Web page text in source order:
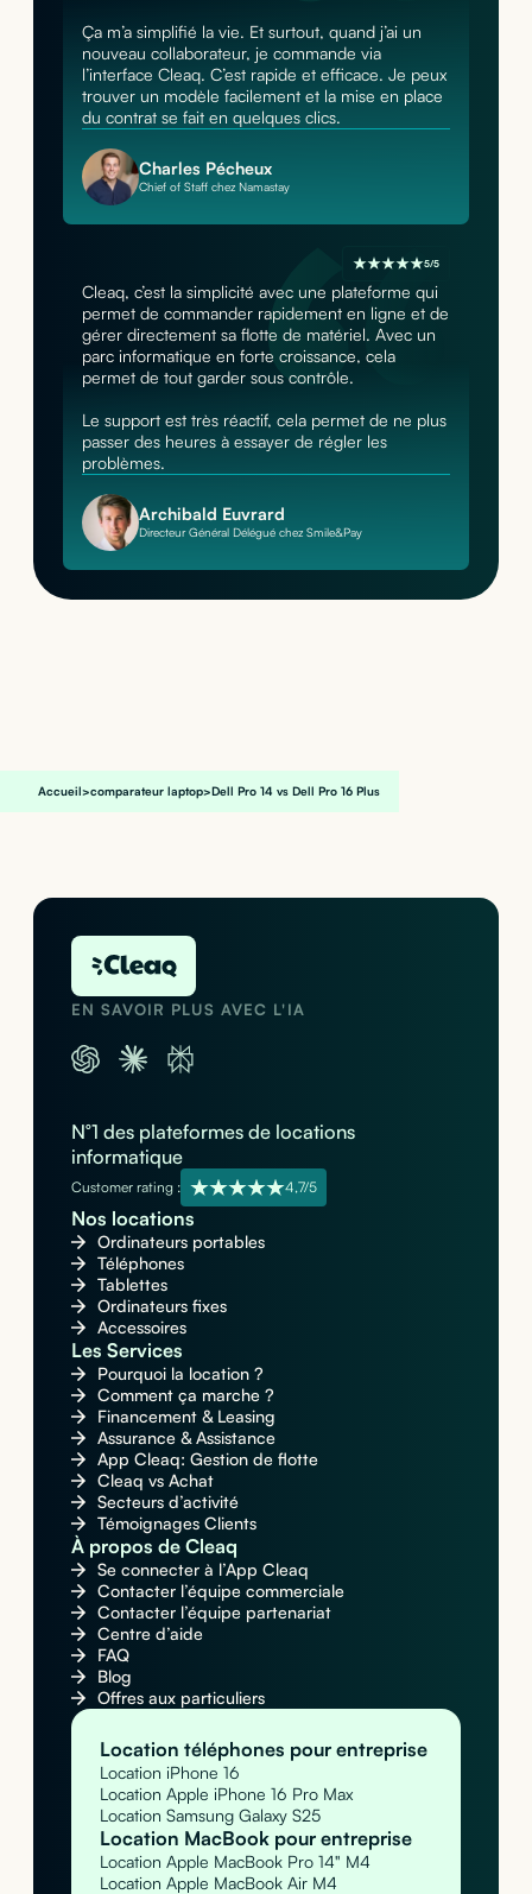
Ça m’a simplifié la vie. Et surtout, quand j’ai un
nouveau collaborateur, je commande via
l’interface Cleaq. C’est rapide et efficace. Je peux
trouver un modèle facilement et la mise en place
du contrat se fait en quelques clics.
Charles Pécheux
Chief of Staff chez Namastay
5/5
Cleaq, c’est la simplicité avec une plateforme qui
permet de commander rapidement en ligne et de
gérer directement sa flotte de matériel. Avec un
parc informatique en forte croissance, cela
permet de tout garder sous contrôle.
Le support est très réactif, cela permet de ne plus
passer des heures à essayer de régler les
problèmes.
Archibald Euvrard
Directeur Général Délégué chez Smile&Pay
Accueil>comparateur laptop>Dell Pro 14 vs Dell Pro 16 Plus
EN SAVOIR PLUS AVEC L'IA
N°1 des plateformes de locations
informatique
Customer rating : 4,7/5
Nos locations
Ordinateurs portables
Téléphones
Tablettes
Ordinateurs fixes
Accessoires
Les Services
Pourquoi la location ?
Comment ça marche ?
Financement & Leasing
Assurance & Assistance
App Cleaq: Gestion de flotte
Cleaq vs Achat
Secteurs d’activité
Témoignages Clients
À propos de Cleaq
Se connecter à l’App Cleaq
Contacter l’équipe commerciale
Contacter l’équipe partenariat
Centre d’aide
FAQ
Blog
Offres aux particuliers
Location téléphones pour entreprise
Location iPhone 16
Location Apple iPhone 16 Pro Max
Location Samsung Galaxy S25
Location MacBook pour entreprise
Location Apple MacBook Pro 14" M4
Location Apple MacBook Air M4